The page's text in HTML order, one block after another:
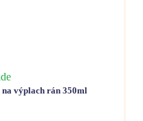
výplach rán 350ml